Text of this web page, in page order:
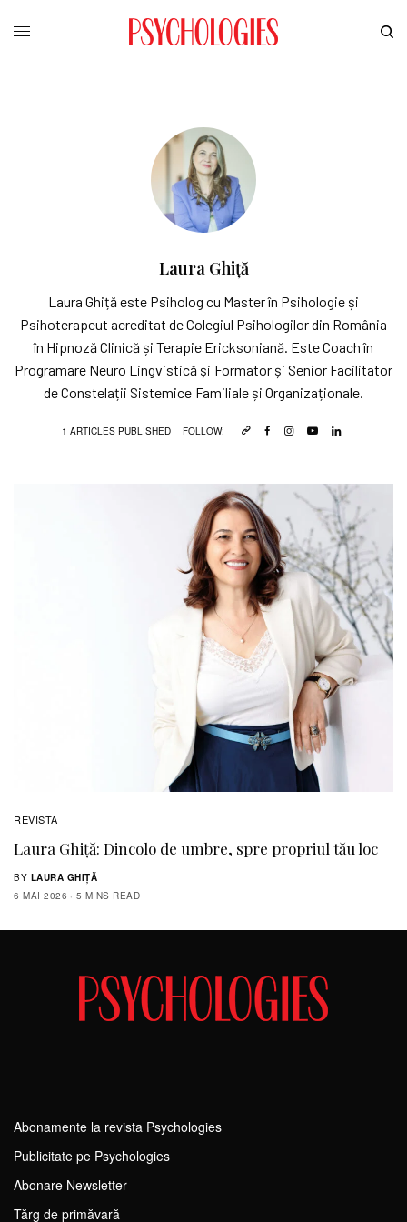
Laura Ghiță
Laura Ghiță este Psiholog cu Master în Psihologie și
Psihoterapeut acreditat de Colegiul Psihologilor din România
în Hipnoză Clinică și Terapie Ericksoniană. Este Coach în
Programare Neuro Lingvistică și Formator și Senior Facilitator
de Constelații Sistemice Familiale și Organizaționale.
1 ARTICLES PUBLISHED FOLLOW:
REVISTA
Laura Ghiţă: Dincolo de umbre, spre propriul tău loc
BY LAURA GHIȚĂ
6 MAI 2026
5 MINS READ
Abonamente la revista Psychologies
Publicitate pe Psychologies
Abonare Newsletter
Tărg de primăvară